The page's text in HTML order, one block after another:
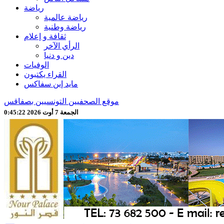
رياضة
رياضة عالمية
رياضة وطنية
ثقافة و إعلام
الرأي الآخر
دين و دنيا
الوفيات
القراء يكتبون
مايد إين سفاكس
موقع الصحفيين التونسيين بصفاقس
الجمعة 7 أوت 2026 0:45:24